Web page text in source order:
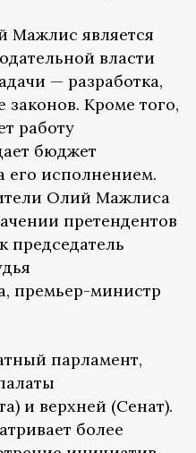
Мажлис является
власти
— разработка,
Кроме того,
работу
бюджет
его исполнением.
Олий Мажлиса
претендентов
председатель
премьер-министр
парламент,
и верхней (Сенат).
более